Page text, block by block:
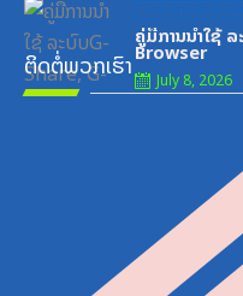
ຄູ່ມືການນຳໃຊ້
Browser
on
July 8, 2026
ຕິດຕໍ່ພວກເຮົາ